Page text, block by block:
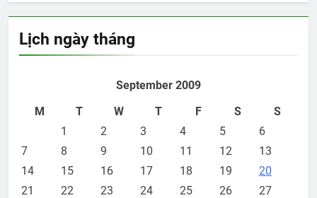
Lịch ngày tháng
September 2009
M
T W T F S
S
1
2 3 4 5
6
7
8 9 10 11 12
13
14
15 16 17 18 19
20
21
22 23 24 25 26
27